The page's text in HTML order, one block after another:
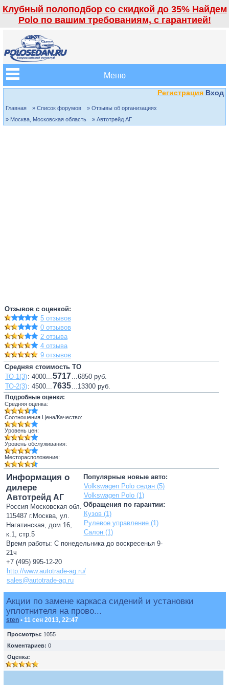
Клубный полоподбор со скидкой до 35% Найдем
Polo по вашим требованиям, с гарантией!
Меню
Регистрация Вход
Главная » Список форумов
» Отзывы об организациях
» Москва, Московская область
» Автотрейд АГ
Отзывов с оценкой:
5 отзывов
0 отзывов
2 отзыва
4 отзыва
9 отзывов
Средняя стоимость ТО
ТО-1(3): 4000...5717...6850 руб.
ТО-2(3): 4500...7635...13300 руб.
Подробные оценки:
Средняя оценка:
Соотношения Цена/Качество:
Уровень цен:
Уровень обслуживания:
Месторасположение:
Популярные новые авто:
Volkswagen Polo седан (5)
Volkswagen Polo (1)
Обращения по гарантии:
Кузов (1)
Рулевое управление (1)
Салон (1)
Информация о
дилере
Автотрейд АГ
Россия Московская обл.
115487 г.Москва, ул.
Нагатинская, дом 16,
к.1, стр.5
Время работы: С понедельника до воскресенья 9-
21ч
+7 (495) 995-12-20
http://www.autotrade-ag.ru/
sales@autotrade-ag.ru
Акции по замене каркаса сидений и установки
уплотнителя на прово...
sten • 11 сен 2013, 22:47
Просмотры: 1055
Коментариев: 0
Оценка: